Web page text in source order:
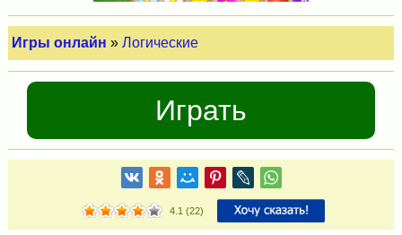
Игры онлайн »Логические
Играть
4.1 (22)